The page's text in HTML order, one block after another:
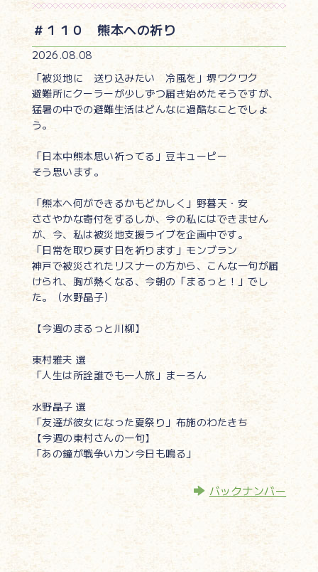
＃１１０ 熊本への祈り
2026.08.08
「被災地に 送り込みたい 冷風を」堺ワクワク
避難所にクーラーが少しずつ届き始めたそうですが、
猛暑の中での避難生活はどんなに過酷なことでしょ
う。
「日本中熊本思い祈ってる」豆キューピー
そう思います。
「熊本へ何ができるかもどかしく」野暮天・安
ささやかな寄付をするしか、今の私にはできません
が、今、私は被災地支援ライブを企画中です。
「日常を取り戻す日を祈ります」モンブラン
神戸で被災されたリスナーの方から、こんな一句が届
けられ、胸が熱くなる、今朝の「まるっと！」でし
た。（水野晶子）
【今週のまるっと川柳】
東村雅夫 選
「人生は所詮誰でも一人旅」まーろん
水野晶子 選
「友達が彼女になった夏祭り」布施のわたきち
【今週の東村さんの一句】
「あの鐘が戦争いカン今日も鳴る」
バックナンバー